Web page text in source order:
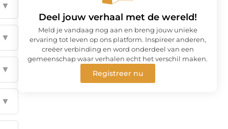
▼
▼
▼
▼
Deel jouw verhaal met de wereld!
Meld je vandaag nog aan en breng jouw unieke
ervaring tot leven op ons platform. Inspireer anderen,
creëer verbinding en word onderdeel van een
gemeenschap waar verhalen echt het verschil maken.
Registreer nu